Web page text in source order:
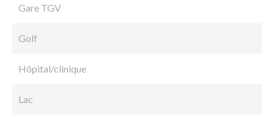
Gare TGV
Golf
Hôpital/clinique
Lac